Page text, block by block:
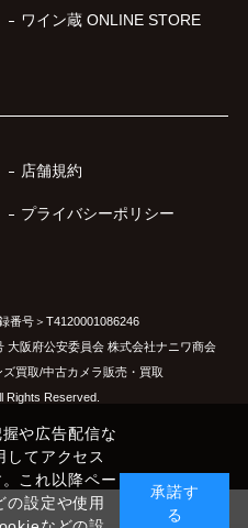
ワイン蔵 ONLINE STORE
店舗規約
プライバシーポリシー
番号＞T4120001086246
大阪府公安委員会 株式会社ナニワ商会
買取/中古カメラ販売・買取
Rights Reserved.
や広告配信な
してアクセス
これ以降ペー
設定や使用
承諾す
る